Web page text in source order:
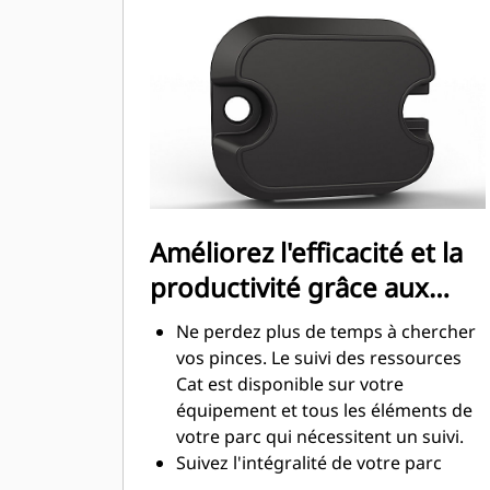
construction de hauts murs de
pierres ou de chargement de
camions à benne haute, il est des
situations où le contrôle de la charge
en hauteur est important.
Augmentez la productivité de votre
machine, de l'excavation à la
manutention de matériaux
Améliorez l'efficacité et la
productivité grâce aux
technologies intégrées
Ne perdez plus de temps à chercher
vos pinces. Le suivi des ressources
Cat est disponible sur votre
équipement et tous les éléments de
votre parc qui nécessitent un suivi.
Suivez l'intégralité de votre parc